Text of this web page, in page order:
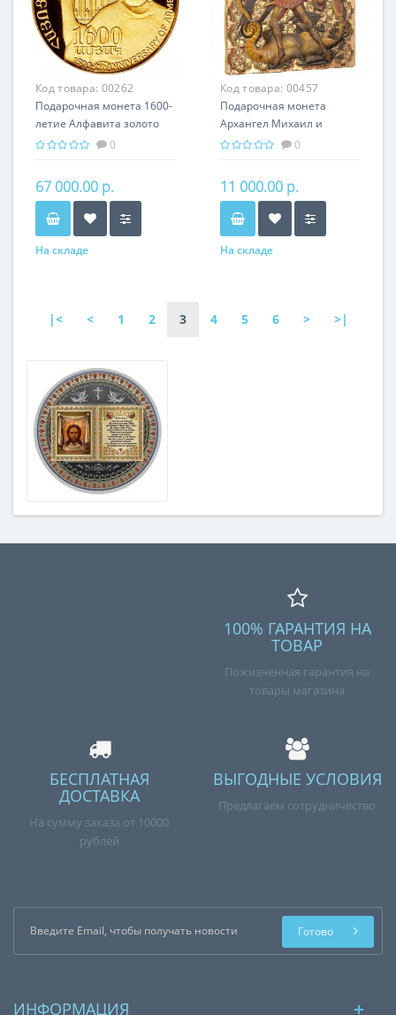
Код товара: 00262
Подарочная монета 1600-
летие Алфавита золото
8.60 гр - история Армении
0
67 000.00 р.
На складе
Код товара: 00457
Подарочная монета
Архангел Михаил и
Дракон серебро 31.10 гр -
религия Христианство
0
11 000.00 р.
На складе
|< < 1 2 3 4 5 6 > >|
100% ГАРАНТИЯ НА
ТОВАР
Пожизненная гарантия на
товары магазина
БЕСПЛАТНАЯ
ДОСТАВКА
На сумму заказа от 10000
рублей
ВЫГОДНЫЕ УСЛОВИЯ
Предлагаем сотрудничество
Готово
ИНФОРМАЦИЯ